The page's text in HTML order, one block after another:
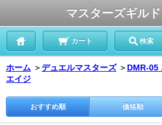
マスターズギル
カート 検索
ホーム ＞デュエルマスターズ ＞ DMR-05
エイジ
おすすめ順 価格順